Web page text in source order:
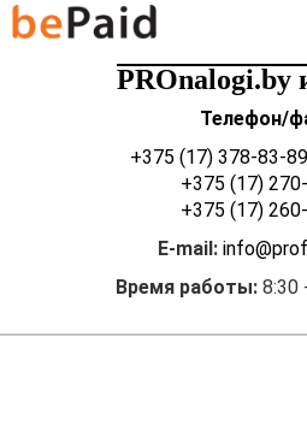
PROnalogi.by
Телефон/
+375 (17) 378-83-89
+375 (17)
+375 (17)
E-mail:
Время работы:8:30